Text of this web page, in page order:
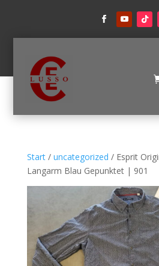
Start/ uncategorized / Esprit
Langarm Blau Gepunktet | 901